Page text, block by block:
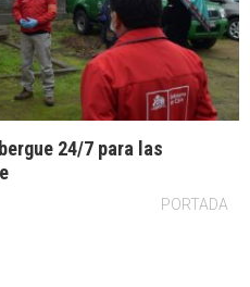
24/7 para las
PORTADA